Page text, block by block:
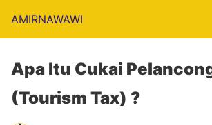
AMIRNAWAWI
Apa Itu Cukai
(Tourism Tax) ?